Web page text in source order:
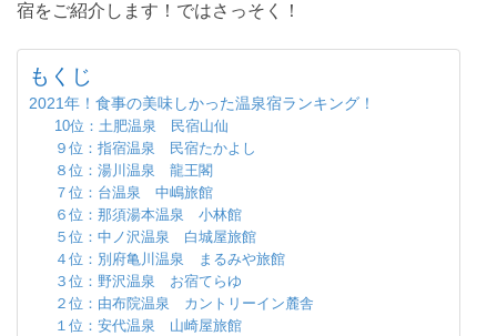
宿をご紹介します！ではさっそく！
もくじ
2021年！食事の美味しかった温泉宿ランキング！
10位：土肥温泉 民宿山仙
９位：指宿温泉 民宿たかよし
８位：湯川温泉 龍王閣
７位：台温泉 中嶋旅館
６位：那須湯本温泉 小林館
５位：中ノ沢温泉 白城屋旅館
４位：別府亀川温泉 まるみや旅館
３位：野沢温泉 お宿てらゆ
２位：由布院温泉 カントリーイン麓舎
１位：安代温泉 山崎屋旅館